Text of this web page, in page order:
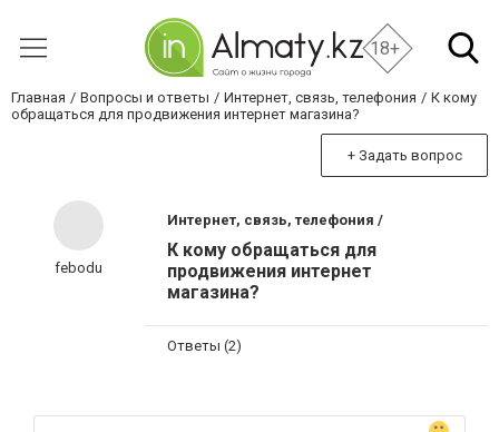
18+
Главная Вопросы и ответы Интернет, связь, телефония
К кому
обращаться для продвижения интернет магазина?
+ Задать вопрос
febodu
Интернет, связь, телефония /
К кому обращаться для
продвижения интернет
магазина?
Ответы (2)